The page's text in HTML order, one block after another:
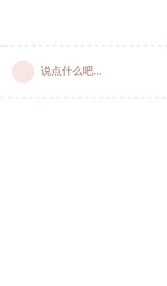
说点什么吧...